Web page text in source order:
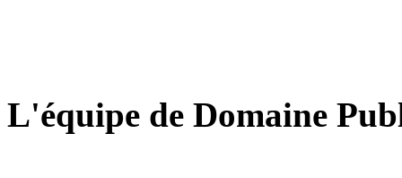
L'équipe de Domaine